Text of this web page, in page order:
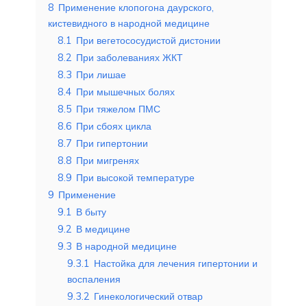
8 Применение клопогона даурского,
кистевидного в народной медицине
8.1 При вегетососудистой дистонии
8.2 При заболеваниях ЖКТ
8.3 При лишае
8.4 При мышечных болях
8.5 При тяжелом ПМС
8.6 При сбоях цикла
8.7 При гипертонии
8.8 При мигренях
8.9 При высокой температуре
9 Применение
9.1 В быту
9.2 В медицине
9.3 В народной медицине
9.3.1 Настойка для лечения гипертонии и
воспаления
9.3.2 Гинекологический отвар